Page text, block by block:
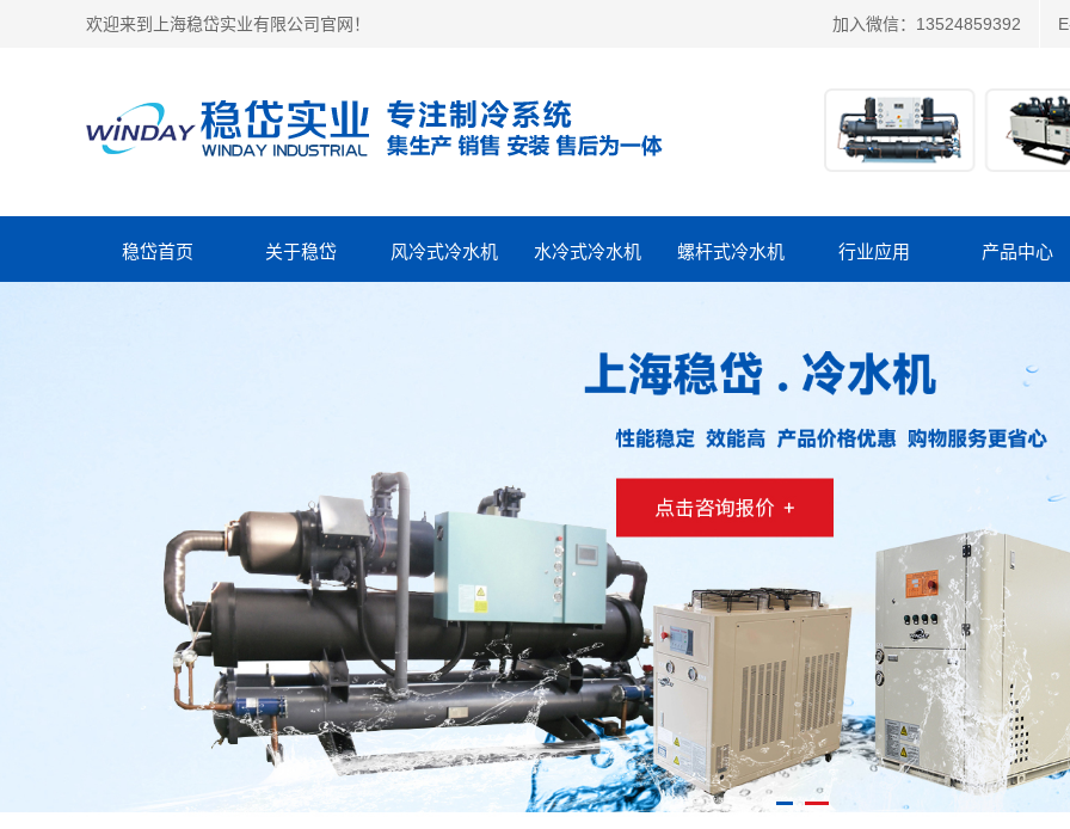
欢迎来到上海稳岱实业有限公司官网！ 加入微信：13524859392
稳岱首页 关于稳岱 风冷式冷水机 水冷式冷水机 螺杆式冷水机 行业应用 产品中心